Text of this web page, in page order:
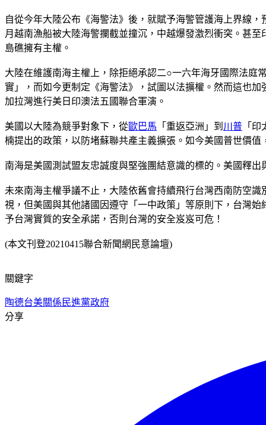
自從今年大陸公布《海警法》後，就賦予海警管護海上界線
月越南漁船被大陸海警攔截並撞沉，中越爆發激烈衝突。甚
島礁擁有主權。
大陸在維護南海主權上，除拒絕承認二○一六年海牙國際法庭
實」，而如今更制定《海警法》，試圖以法擴權。然而這也
加拉灣進行美日印澳法五國聯合軍演。
美國以大陸為競爭對象下，從歐巴馬 「重返亞洲」到 川普 「
楠提出的政策，以防堵蘇聯共產主義擴張。如今美國普世價
南海是美國測試盟友忠誠度與堅強團結意識的標的。美國釋
未來南海主權爭議不止，大陸依舊會持續飛行台灣西南防空
視，但美國與其他諸國因遵守「一中政策」等原則下，台灣
予台灣實質的安全承諾，否則台灣的安全岌岌可危！
(本文刊登20210415聯合新聞網民意論壇)
關鍵字
陶德台美關係 民進黨政府
分享